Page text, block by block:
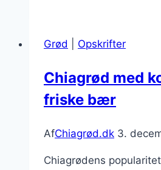
kokos
et
lækkert
Grød Opskrifter
Chiagrød med
friske bær
AfChiagrød.dk 3.
Chiagrødens